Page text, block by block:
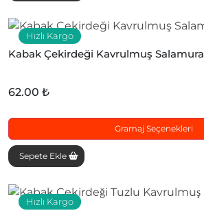
Hızlı Kargo
Kabak Çekirdeği Kavrulmuş Salamura
62.00 ₺
Gramaj Seçenekleri
Sepete Ekle
Hızlı Kargo